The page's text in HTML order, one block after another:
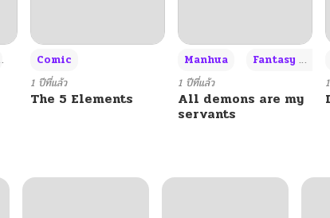
Comic
1 ปีที่แล้ว
The 5 Elements
Manhua Fantasy แฟนตาซี
1 ปีที่แล้ว
All demons are my
servants